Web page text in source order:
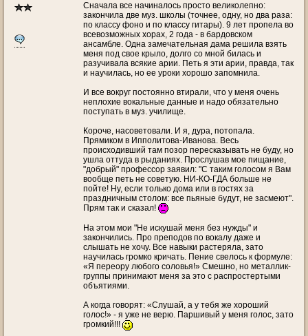
Сначала все начиналось просто великолепно:
закончила две муз. школы (точнее, одну, но два раза:
по классу фоно и по классу гитары). 9 лет пропела во
всевозможных хорах, 2 года - в бардовском
ансамбле. Одна замечательная дама решила взять
меня под свое крыло, долго со мной билась и
разучивала всякие арии. Петь я эти арии, правда, так
и научилась, но ее уроки хорошо запомнила.
И все вокруг постоянно втирали, что у меня очень
неплохие вокальные данные и надо обязательно
поступать в муз. училище.
Короче, насоветовали. И я, дура, потопала.
Прямиком в Ипполитова-Иванова. Весь
происходивший там позор пересказывать не буду, но
ушла оттуда в рыданиях. Прослушав мое пищание,
"добрый" профессор заявил: "С таким голосом я Вам
вообще петь не советую. НИ-КО-ГДА больше не
пойте! Ну, если только дома или в гостях за
праздничным столом: все пьяные будут, не засмеют".
Прям так и сказал!
На этом мои "Не искушай меня без нужды" и
закончились. Про преподов по вокалу даже и
слышать не хочу. Все навыки растеряла, зато
научилась громко кричать. Пение свелось к формуле:
«Я переору любого соловья!» Смешно, но металлик-
группы принимают меня за это с распростертыми
объятиями.
А когда говорят: «Слушай, а у тебя же хороший
голос!» - я уже не верю. Паршивый у меня голос, зато
громкий!!!